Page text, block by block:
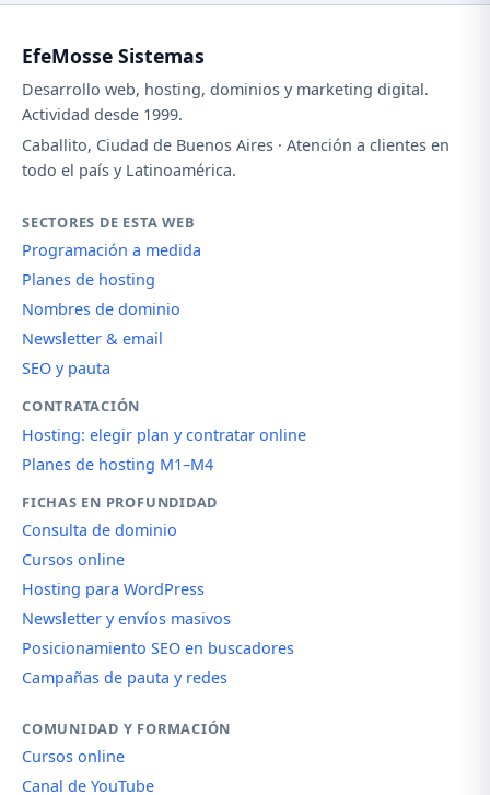
EfeMosse Sistemas
Desarrollo web, hosting, dominios y marketing digital.
Actividad desde 1999.
Caballito, Ciudad de Buenos Aires · Atención a clientes en
todo el país y Latinoamérica.
SECTORES DE ESTA WEB
Programación a medida
Planes de hosting
Nombres de dominio
Newsletter & email
SEO y pauta
CONTRATACIÓN
Hosting: elegir plan y contratar online
Planes de hosting M1–M4
FICHAS EN PROFUNDIDAD
Consulta de dominio
Cursos online
Hosting para WordPress
Newsletter y envíos masivos
Posicionamiento SEO en buscadores
Campañas de pauta y redes
COMUNIDAD Y FORMACIÓN
Cursos online
Canal de YouTube